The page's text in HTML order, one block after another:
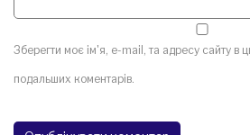
Зберегти моє ім'я, e-mail, та адресу сайту в
подальших коментарів.